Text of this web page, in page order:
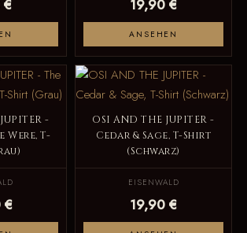
€ 19,90 €
ANSEHEN
-
Were, T-
€
OSI AND THE JUPITER -
Cedar & Sage, T-Shirt
(Schwarz)
EISENWALD
19,90 €